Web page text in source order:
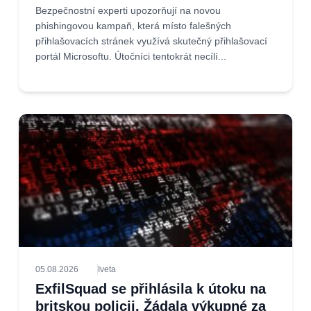
Bezpečnostní experti upozorňují na novou
phishingovou kampaň, která místo falešných
přihlašovacích stránek využívá skutečný přihlašovací
portál Microsoftu. Útočníci tentokrát necílí...
05.08.2026 Iveta
ExfilSquad se přihlásila k útoku na
britskou policii. Žádala výkupné za